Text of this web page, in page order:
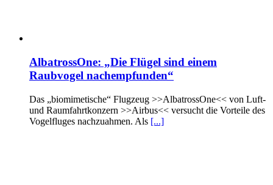
AlbatrossOne: „Die Flügel sind einem
Raubvogel nachempfunden“
Das „biomimetische“ Flugzeug >>AlbatrossOne<< von Luft-
und Raumfahrtkonzern >>Airbus<< versucht die Vorteile des
Vogelfluges nachzuahmen. Als [...]